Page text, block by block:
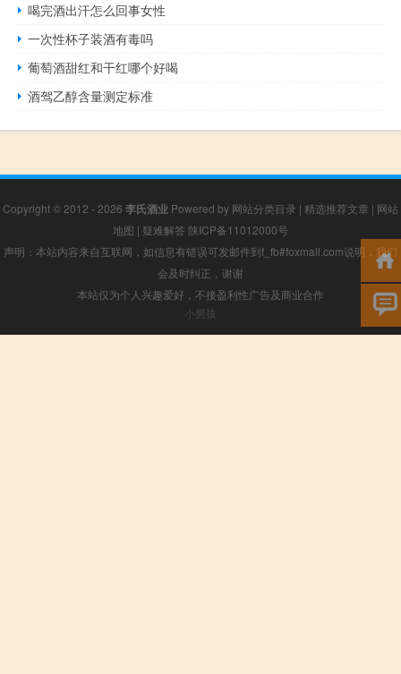
喝完酒出汗怎么回事女性
一次性杯子装酒有毒吗
葡萄酒甜红和干红哪个好喝
酒驾乙醇含量测定标准
Copyright © 2012 - 2026 李氏酒业 Powered by 网站分类目录 | 精选推荐文章 | 网站
地图 | 疑难解答 陕ICP备11012000号
声明：本站内容来自互联网，如信息有错误可发邮件到f_fb#foxmail.com说明，我们
会及时纠正，谢谢
本站仅为个人兴趣爱好，不接盈利性广告及商业合作
小男孩